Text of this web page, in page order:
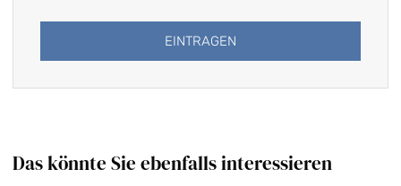
EINTRAGEN
Das könnte Sie ebenfalls interessieren